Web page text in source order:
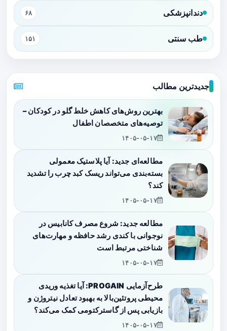
دندانپزشکی ۶۸
طب سنتی ۱۵۱
جدیدترین مطالب
بهترین روش‌های کاهش خلط گلو در کودکان –
توصیه‌های متخصصان اطفال
۱۴۰۵-۰۵-۱۷
مطالعه‌ای جدید: آیا پلاستیک معمولی
بسته‌بندی می‌تواند ریسک کبد چرب را تشدید
کند؟
۱۴۰۵-۰۵-۱۷
مطالعه جدید: شروع مصرف کانابیس در
نوجوانی با کندی رشد حافظه و مهارت‌های
شناختی مرتبط است
۱۴۰۵-۰۵-۱۷
طرح‌آزمایی PROGAIN: آیا تغذیه وریدی
محیطی پروتئین‌بالا به بهبود تعادل نیتروژن و
بازیابی پس از گاسترکتومی کمک می‌کند؟
۱۴۰۵-۰۵-۱۷